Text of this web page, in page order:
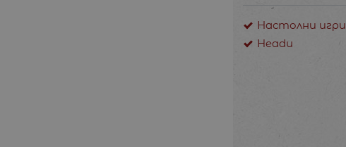
Настолни игри
Headu